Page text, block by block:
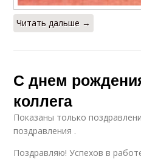
Читать дальше →
С днем
коллега
Показаны только
поздравления .
Поздравляю! Успехов в